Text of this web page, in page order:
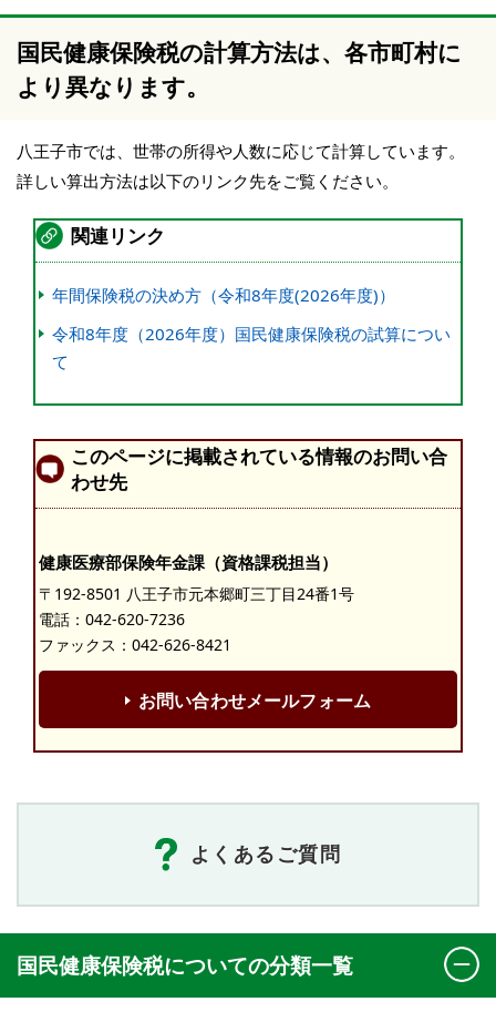
国民健康保険税の計算方法は、各市町村に
より異なります。
八王子市では、世帯の所得や人数に応じて計算しています。
詳しい算出方法は以下のリンク先をご覧ください。
関連リンク
年間保険税の決め方（令和8年度(2026年度)）
令和8年度（2026年度）国民健康保険税の試算につい
て
このページに掲載されている情報のお問い合
わせ先
健康医療部保険年金課（資格課税担当）
〒192-8501 八王子市元本郷町三丁目24番1号
電話： 042-620-7236
ファックス：042-626-8421
お問い合わせメールフォーム
よくあるご質問
国民健康保険税についての分類一覧